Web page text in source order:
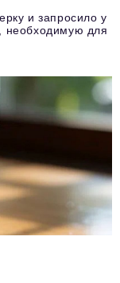
и запросило у
необходимую для